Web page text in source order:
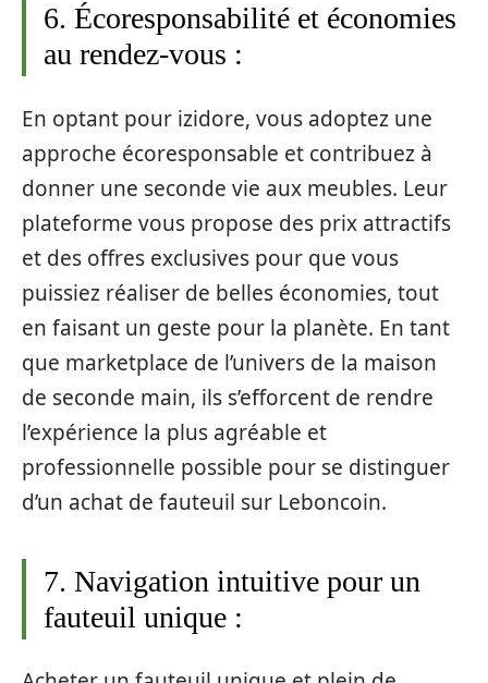
6. Écoresponsabilité et économies
au rendez-vous :
En optant pour izidore, vous adoptez une
approche écoresponsable et contribuez à
donner une seconde vie aux meubles. Leur
plateforme vous propose des prix attractifs
et des offres exclusives pour que vous
puissiez réaliser de belles économies, tout
en faisant un geste pour la planète. En tant
que marketplace de l’univers de la maison
de seconde main, ils s’efforcent de rendre
l’expérience la plus agréable et
professionnelle possible pour se distinguer
d’un achat de fauteuil sur Leboncoin.
7. Navigation intuitive pour un
fauteuil unique :